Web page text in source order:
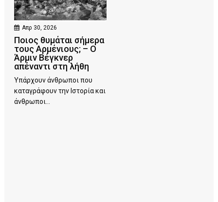
Απρ 30, 2026
Ποιος θυμάται σήμερα
τους Αρμένιους; – Ο
Άρμιν Βέγκνερ
απέναντι στη λήθη
Υπάρχουν άνθρωποι που
καταγράφουν την Ιστορία και
άνθρωποι...